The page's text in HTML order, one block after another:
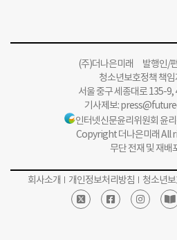
(주)더나은미래 발행인/
청소년보호정책 책임
서울 중구 세종대로 135-
기사제보:
인터넷신문윤리위원회 윤
Copyright 더나은미래 All
무단 전재 및 재배
회사소개 개인정보처리방침 청소년